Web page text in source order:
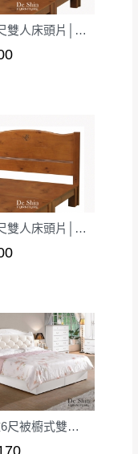
惡劣、過於偏遠之
難等因素，導致無
力完成配送外，視
提供吊掛服務，若
並非一般快速到貨
機當天到貨前皆會
貨，以免浪費你的
報等不可抗力情
本司得視狀況延後
資成本 ，請您
寸是否合適)。
物件因為人工
@dershin
，並
裝。鑑賞期間
破壞，恕無法
(三)、(日)兩天
商品損壞、零
需由消費者自
，消費者同意將
期非試用期)，
期內退貨之情
瑪亞5尺雙人床頭片│床頭板
瑪格5尺雙人床頭片│床頭板
諾維雅6尺被櫥式雙人床(9+11)│床架